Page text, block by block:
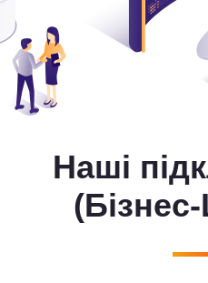
Наші